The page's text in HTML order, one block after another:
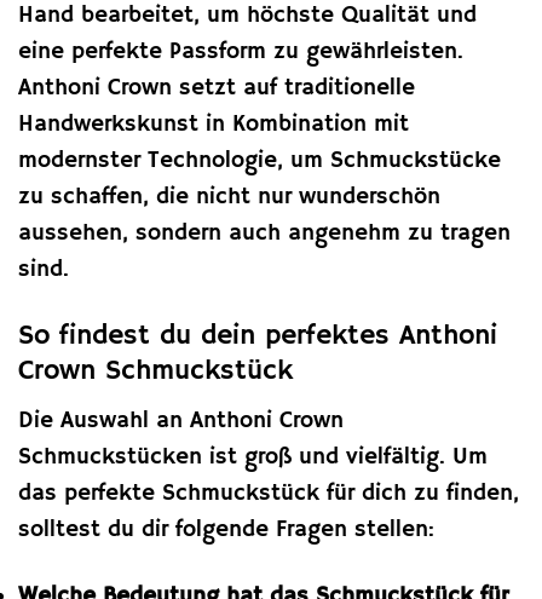
Hand bearbeitet, um höchste Qualität und
eine perfekte Passform zu gewährleisten.
Anthoni Crown setzt auf traditionelle
Handwerkskunst in Kombination mit
modernster Technologie, um Schmuckstücke
zu schaffen, die nicht nur wunderschön
aussehen, sondern auch angenehm zu tragen
sind.
So findest du dein perfektes Anthoni
Crown Schmuckstück
Die Auswahl an Anthoni Crown
Schmuckstücken ist groß und vielfältig. Um
das perfekte Schmuckstück für dich zu finden,
solltest du dir folgende Fragen stellen: